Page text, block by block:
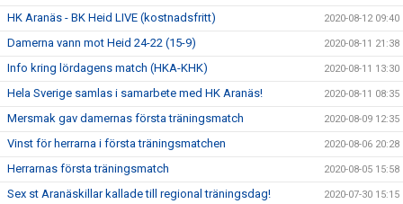
HK Aranäs - BK Heid LIVE (kostnadsfritt) 2020-08-12 09:40
Damerna vann mot Heid 24-22 (15-9) 2020-08-11 21:38
Info kring lördagens match (HKA-KHK) 2020-08-11 13:30
Hela Sverige samlas i samarbete med HK Aranäs! 2020-08-11 08:35
Mersmak gav damernas första träningsmatch 2020-08-09 12:35
Vinst för herrarna i första träningsmatchen 2020-08-06 20:28
Herrarnas första träningsmatch 2020-08-05 15:58
Sex st Aranäskillar kallade till regional träningsdag! 2020-07-30 15:15